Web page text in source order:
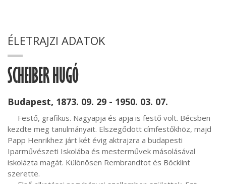
ÉLETRAJZI ADATOK
SCHEIBER HUGÓ
Budapest, 1873. 09. 29 - 1950. 03. 07.
kezdte meg tanulmányait. Elszegődött címfestőkhöz, majd
Papp Henrikhez járt két évig aktrajzra a budapesti
Iparművészeti Iskolába és mesterművek másolásával
iskolázta magát. Különösen Rembrandtot és Böcklint
szerette.